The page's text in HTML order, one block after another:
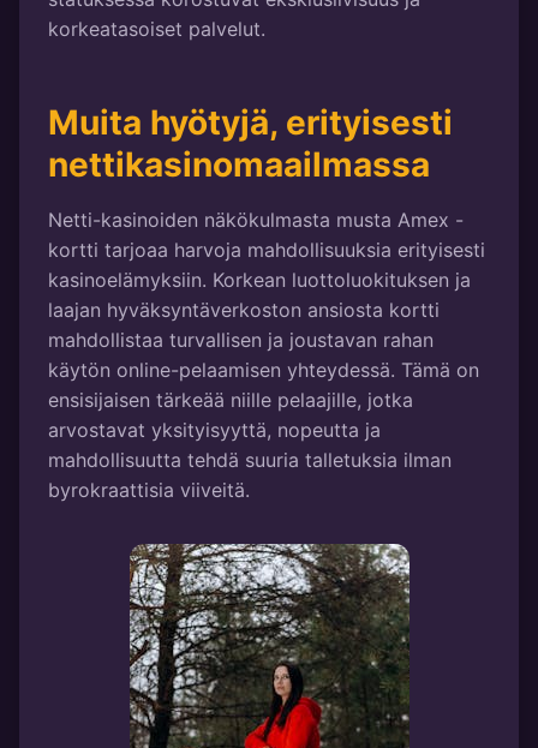
korkeatasoiset palvelut.
Muita hyötyjä, erityisesti
nettikasinomaailmassa
Netti-kasinoiden näkökulmasta musta Amex -
kortti tarjoaa harvoja mahdollisuuksia erityisesti
kasinoelämyksiin. Korkean luottoluokituksen ja
laajan hyväksyntäverkoston ansiosta kortti
mahdollistaa turvallisen ja joustavan rahan
käytön online-pelaamisen yhteydessä. Tämä on
ensisijaisen tärkeää niille pelaajille, jotka
arvostavat yksityisyyttä, nopeutta ja
mahdollisuutta tehdä suuria talletuksia ilman
byrokraattisia viiveitä.